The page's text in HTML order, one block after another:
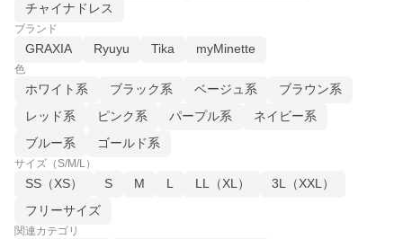
チャイナドレス
ブランド
GRAXIA Ryuyu Tika myMinette
色
ホワイト系 ブラック系 ベージュ系
ブラウン系
レッド系
ピンク系 パープル系
ネイビー系
ブルー系
ゴールド系
サイズ（S/M/L）
SS（XS） S M L LL（XL）
3L（XXL）
フリーサイズ
関連カテゴリ